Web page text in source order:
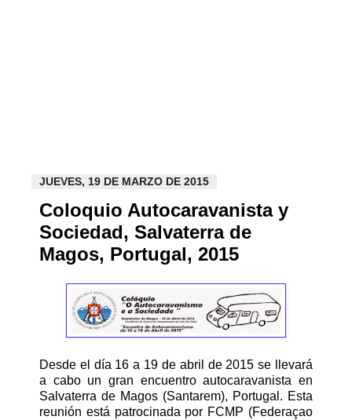
JUEVES, 19 DE MARZO DE 2015
Coloquio Autocaravanista y
Sociedad, Salvaterra de
Magos, Portugal, 2015
Desde el día 16 a 19 de abril de 2015 se llevará
a cabo un gran encuentro autocaravanista en
Salvaterra de Magos (Santarem), Portugal. Esta
reunión está patrocinada por FCMP (Federaçao